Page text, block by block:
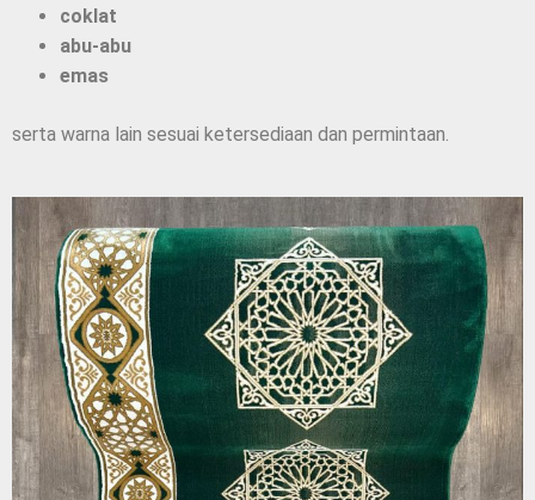
coklat
abu-abu
emas
serta warna lain sesuai ketersediaan dan permintaan.